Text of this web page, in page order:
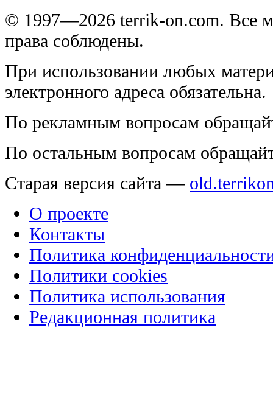
© 1997—2026 terrik-on.com. Все
права соблюдены.
При использовании любых
электронного адреса обязательна.
По рекламным вопросам
По остальным вопросам
Старая версия сайта —
О проекте
Контакты
Политика
Политики cookies
Политика использования
Редакционная политика